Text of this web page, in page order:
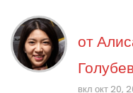
от
вкл окт 20,